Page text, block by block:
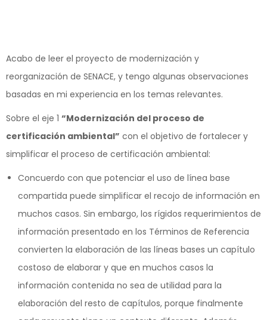
Acabo de leer el proyecto de modernización y
reorganización de SENACE, y tengo algunas observaciones
basadas en mi experiencia en los temas relevantes.
Sobre el eje 1 “Modernización del proceso de
certificación ambiental” con el objetivo de fortalecer y
simplificar el proceso de certificación ambiental:
Concuerdo con que potenciar el uso de línea base
compartida puede simplificar el recojo de información en
muchos casos. Sin embargo, los rígidos requerimientos de
información presentado en los Términos de Referencia
convierten la elaboración de las líneas bases un capítulo
costoso de elaborar y que en muchos casos la
información contenida no sea de utilidad para la
elaboración del resto de capítulos, porque finalmente